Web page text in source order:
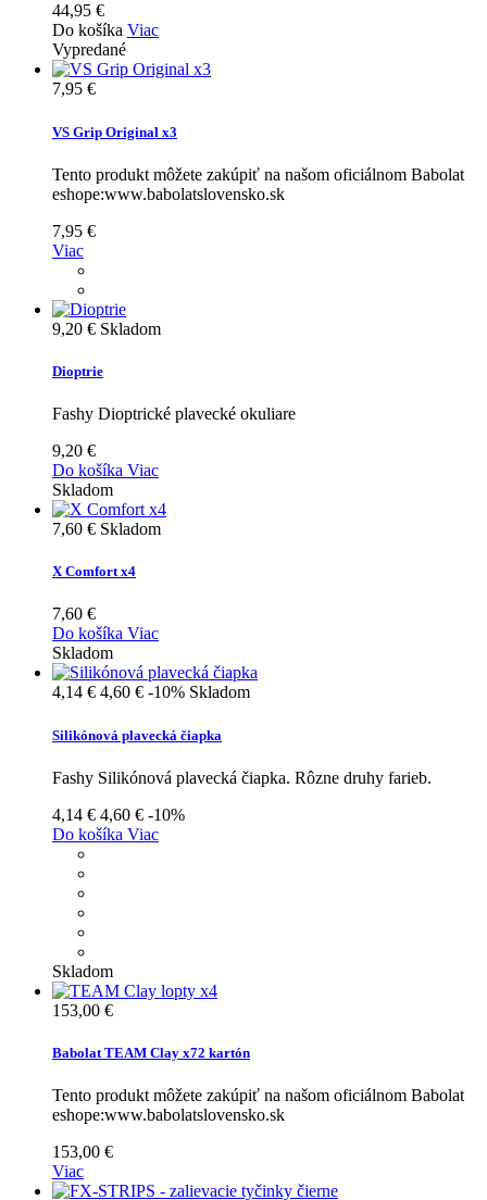
44,95 €
Do košíka Viac
Vypredané
7,95 €
VS Grip Original x3
Tento produkt môžete zakúpiť na našom oficiálnom Babolat
eshope:www.babolatslovensko.sk
7,95 €
Viac
9,20 € Skladom
Dioptrie
Fashy Dioptrické plavecké okuliare
9,20 €
Do košíka Viac
Skladom
7,60 € Skladom
X Comfort x4
7,60 €
Do košíka Viac
Skladom
4,14 € 4,60 € -10% Skladom
Silikónová plavecká čiapka
Fashy Silikónová plavecká čiapka. Rôzne druhy farieb.
4,14 € 4,60 € -10%
Do košíka Viac
Skladom
153,00 €
Babolat TEAM Clay x72 kartón
Tento produkt môžete zakúpiť na našom oficiálnom Babolat
eshope:www.babolatslovensko.sk
153,00 €
Viac